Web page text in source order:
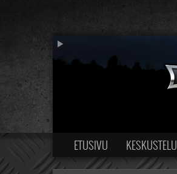
ETUSIVU KESKUSTELU